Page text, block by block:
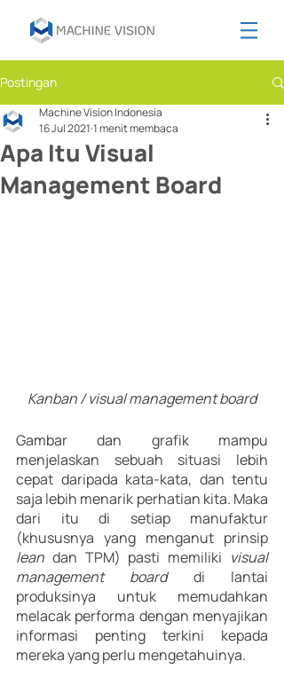
Postingan
Apa Itu Visual
Management Board
Machine Vision Indonesia
16 Jul 2021 1 menit membaca
Kanban / visual management board
Gambar dan grafik mampu
menjelaskan sebuah situasi lebih
cepat daripada kata-kata, dan tentu
saja lebih menarik perhatian kita. Maka
dari itu di setiap manufaktur
lean dan TPM) pasti memiliki visual
management board di lantai
produksinya untuk memudahkan
melacak performa dengan menyajikan
informasi penting terkini kepada
mereka yang perlu mengetahuinya.